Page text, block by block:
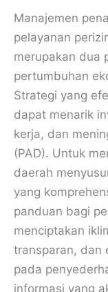
Manajemen
pelayanan
merupakan dua
pertumbuhan
Strategi yang
dapat menarik
kerja, dan
(PAD). Untuk
daerah
yang
panduan bagi
menciptakan
transparan, dan
pada
informasi yang